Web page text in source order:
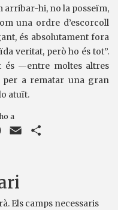
arribar-hi, no la posseïm,
una ordre d’escorcoll
és absolutament fora
veritat, però ho és tot”.
és —entre moltes altres
a rematar una gran
atuït.
a
Facebook
Email
Els camps necessaris